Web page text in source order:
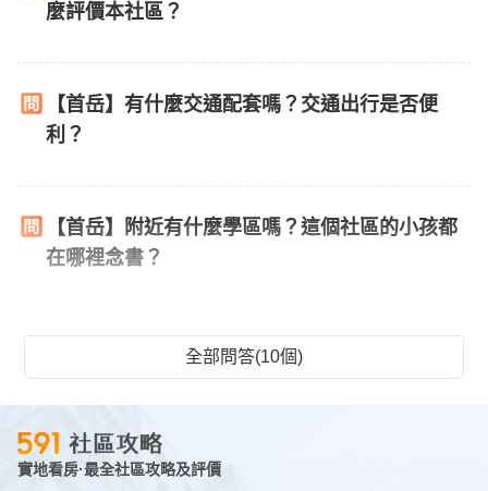
麼評價本社區？
【首岳】有什麼交通配套嗎？交通出行是否便
利？
【首岳】附近有什麼學區嗎？這個社區的小孩都
在哪裡念書？
全部問答(10個)
實地看房·最全社區攻略及評價